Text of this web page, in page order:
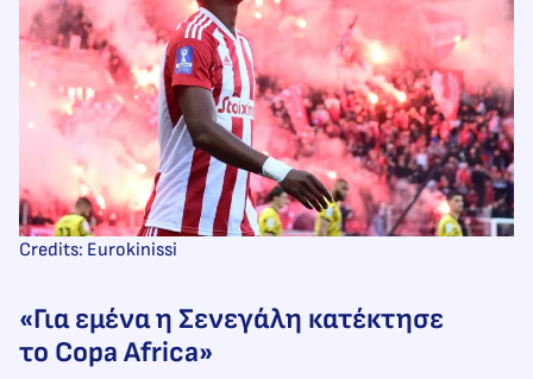
Credits: Eurokinissi
«Για εμένα η Σενεγάλη κατέκτησε
το Copa Africa»